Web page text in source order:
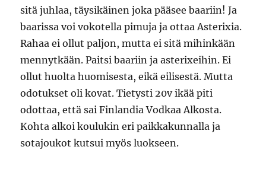
sitä juhlaa, täysikäinen joka pääsee baariin! Ja
baarissa voi vokotella pimuja ja ottaa Asterixia.
Rahaa ei ollut paljon, mutta ei sitä mihinkään
mennytkään. Paitsi baariin ja asterixeihin. Ei
ollut huolta huomisesta, eikä eilisestä. Mutta
odotukset oli kovat. Tietysti 20v ikää piti
odottaa, että sai Finlandia Vodkaa Alkosta.
Kohta alkoi koulukin eri paikkakunnalla ja
sotajoukot kutsui myös luokseen.